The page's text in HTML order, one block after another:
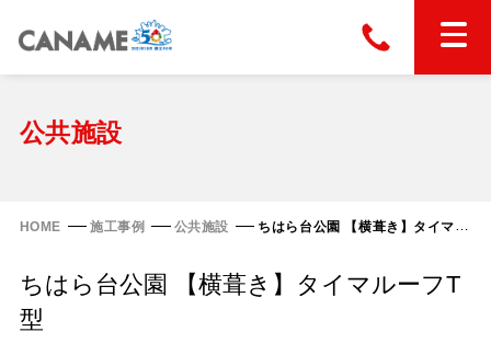
ホーム
屋根の改修
公共施設
HOME 施工事例 公共施設 ちはら台公園 【横葺き】タイマルーフT型
ちはら台公園 【横葺き】タイマルーフT
型